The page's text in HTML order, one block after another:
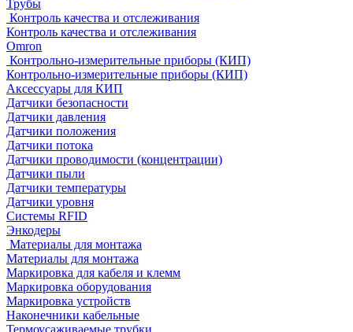
Трубы
Контроль качества и отслеживания
Контроль качества и отслеживания
Omron
Контрольно-измерительные приборы (КИП)
Контрольно-измерительные приборы (КИП)
Аксессуары для КИП
Датчики безопасности
Датчики давления
Датчики положения
Датчики потока
Датчики проводимости (концентрации)
Датчики пыли
Датчики температуры
Датчики уровня
Системы RFID
Энкодеры
Материалы для монтажа
Материалы для монтажа
Маркировка для кабеля и клемм
Маркировка оборудования
Маркировка устройств
Наконечники кабельные
Термоусаживаемые трубки